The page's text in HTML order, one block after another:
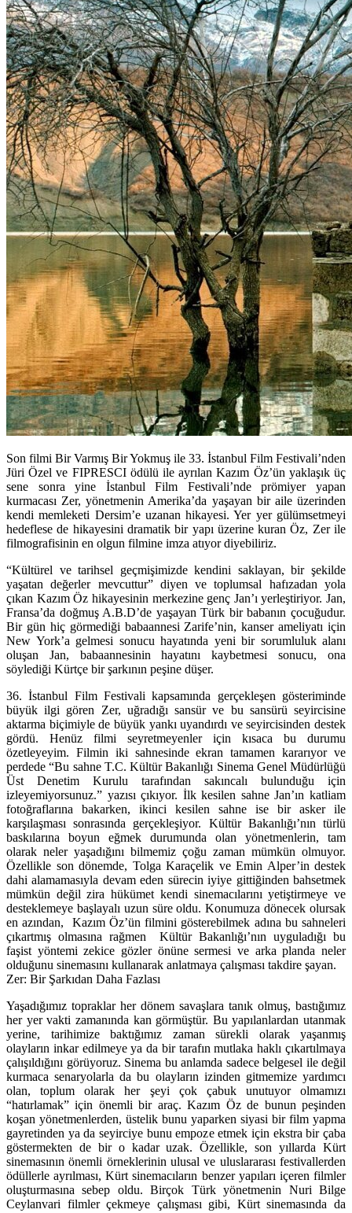
Son filmi Bir Varmış Bir Yokmuş ile 33. İstanbul Film Festivali’nden
Jüri Özel ve FIPRESCI ödülü ile ayrılan Kazım Öz’ün yaklaşık üç
sene sonra yine İstanbul Film Festivali’nde prömiyer yapan
kurmacası Zer, yönetmenin Amerika’da yaşayan bir aile üzerinden
kendi memleketi Dersim’e uzanan hikayesi. Yer yer gülümsetmeyi
hedeflese de hikayesini dramatik bir yapı üzerine kuran Öz, Zer ile
filmografisinin en olgun filmine imza atıyor diyebiliriz.
“Kültürel ve tarihsel geçmişimizde kendini saklayan, bir şekilde
yaşatan değerler mevcuttur” diyen ve toplumsal hafızadan yola
çıkan Kazım Öz hikayesinin merkezine genç Jan’ı yerleştiriyor. Jan,
Fransa’da doğmuş A.B.D’de yaşayan Türk bir babanın çocuğudur.
Bir gün hiç görmediği babaannesi Zarife’nin, kanser ameliyatı için
New York’a gelmesi sonucu hayatında yeni bir sorumluluk alanı
oluşan Jan, babaannesinin hayatını kaybetmesi sonucu, ona
söylediği Kürtçe bir şarkının peşine düşer.
36. İstanbul Film Festivali kapsamında gerçekleşen gösteriminde
büyük ilgi gören Zer, uğradığı sansür ve bu sansürü seyircisine
aktarma biçimiyle de büyük yankı uyandırdı ve seyircisinden destek
gördü. Henüz filmi seyretmeyenler için kısaca bu durumu
özetleyeyim. Filmin iki sahnesinde ekran tamamen kararıyor ve
perdede “Bu sahne T.C. Kültür Bakanlığı Sinema Genel Müdürlüğü
Üst Denetim Kurulu tarafından sakıncalı bulunduğu için
izleyemiyorsunuz.” yazısı çıkıyor. İlk kesilen sahne Jan’ın katliam
fotoğraflarına bakarken, ikinci kesilen sahne ise bir asker ile
karşılaşması sonrasında gerçekleşiyor. Kültür Bakanlığı’nın türlü
baskılarına boyun eğmek durumunda olan yönetmenlerin, tam
olarak neler yaşadığını bilmemiz çoğu zaman mümkün olmuyor.
Özellikle son dönemde, Tolga Karaçelik ve Emin Alper’in destek
dahi alamamasıyla devam eden sürecin iyiye gittiğinden bahsetmek
mümkün değil zira hükümet kendi sinemacılarını yetiştirmeye ve
desteklemeye başlayalı uzun süre oldu. Konumuza dönecek olursak
en azından, Kazım Öz’ün filmini gösterebilmek adına bu sahneleri
çıkartmış olmasına rağmen Kültür Bakanlığı’nın uyguladığı bu
faşist yöntemi zekice gözler önüne sermesi ve arka planda neler
olduğunu sinemasını kullanarak anlatmaya çalışması takdire şayan.
Zer: Bir Şarkıdan Daha Fazlası
Yaşadığımız topraklar her dönem savaşlara tanık olmuş, bastığımız
her yer vakti zamanında kan görmüştür. Bu yapılanlardan utanmak
yerine, tarihimize baktığımız zaman sürekli olarak yaşanmış
olayların inkar edilmeye ya da bir tarafın mutlaka haklı çıkartılmaya
çalışıldığını görüyoruz. Sinema bu anlamda sadece belgesel ile değil
kurmaca senaryolarla da bu olayların izinden gitmemize yardımcı
olan, toplum olarak her şeyi çok çabuk unutuyor olmamızı
“hatırlamak” için önemli bir araç. Kazım Öz de bunun peşinden
koşan yönetmenlerden, üstelik bunu yaparken siyasi bir film yapma
gayretinden ya da seyirciye bunu empoze etmek için ekstra bir çaba
göstermekten de bir o kadar uzak. Özellikle, son yıllarda Kürt
sinemasının önemli örneklerinin ulusal ve uluslararası festivallerden
ödüllerle ayrılması, Kürt sinemacıların benzer yapıları içeren filmler
oluşturmasına sebep oldu. Birçok Türk yönetmenin Nuri Bilge
Ceylanvari filmler çekmeye çalışması gibi, Kürt sinemasında da